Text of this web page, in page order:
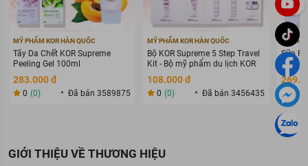
MỸ PHẨM KOR HÀN QUỐC
Tẩy Da Chết KOR Supreme
Peeling Gel 100ml
283.000 đ
0 (0) Đã bán 3589875
MỸ PHẨM KOR HÀN QUỐC
Bộ KOR Supreme 5 Step Travel
Kit - Bộ mỹ phẩm du lịch KOR
108.000 đ
0 (0) Đã bán 3456435
MỸ
Sữa
Deep
0 (0)
GIỚI THIỆU VỀ THƯƠNG HIỆU